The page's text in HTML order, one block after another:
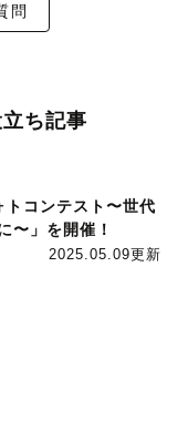
問
ち記事
トコンテスト〜世代
〜」を開催！
2025.05.09更新